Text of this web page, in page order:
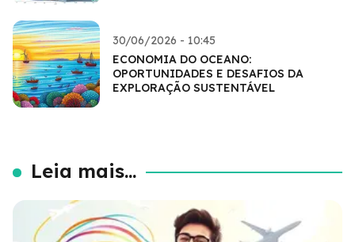
30/06/2026 - 10:45
ECONOMIA DO OCEANO:
OPORTUNIDADES E DESAFIOS DA
EXPLORAÇÃO SUSTENTÁVEL
Leia mais...